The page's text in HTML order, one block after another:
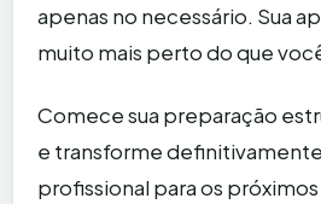
apenas no necessário. Sua
muito mais perto do que
Comece sua preparação
e transforme definitivamente
profissional para os próximos